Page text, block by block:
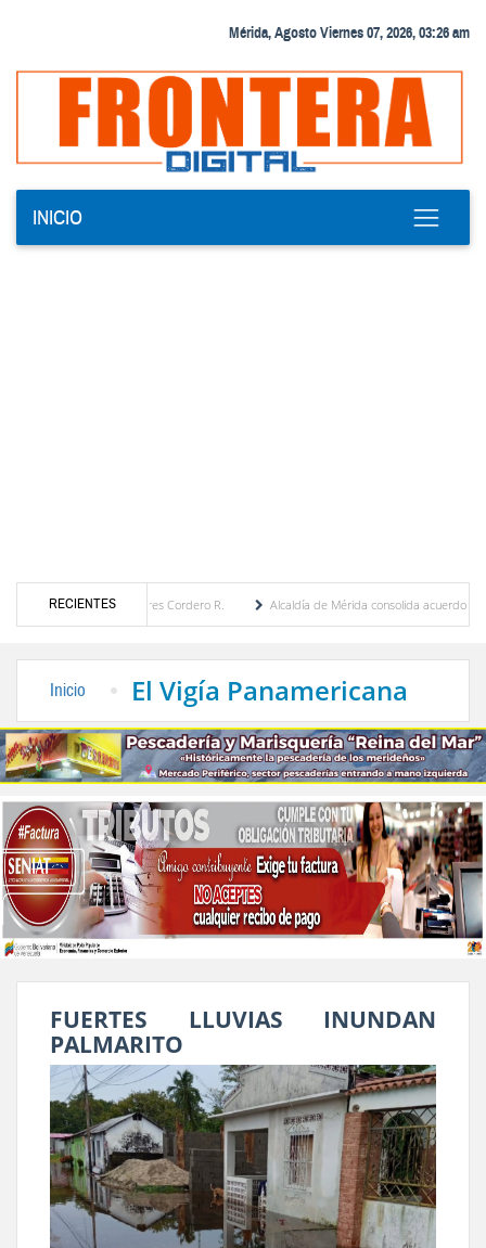
Mérida, Agosto Viernes 07, 2026, 03:26 am
INICIO
RECIENTES
Eugenia Febres Cordero R.
Alcaldía de Mérida consolida acuerdos con
Inicio El Vigía Panamericana
FUERTES LLUVIAS INUNDAN
PALMARITO